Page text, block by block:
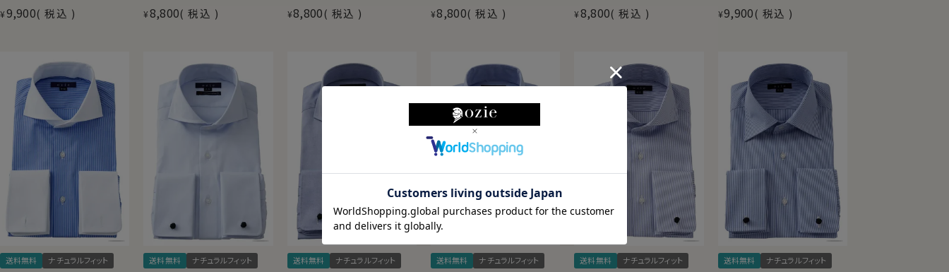
¥9,900 税込 ¥8,800 税込 ¥8,800 税込 ¥8,800 税込 ¥8,800 税込
¥9,900 税込
送料無料 ナチュラルフィット 送料無料 ナチュラルフィット 送料無料 ナチュラルフィット 送料無料 ナチュラルフィット 送料無料 ナチュラルフィット 送料無料 ナチュラルフィット